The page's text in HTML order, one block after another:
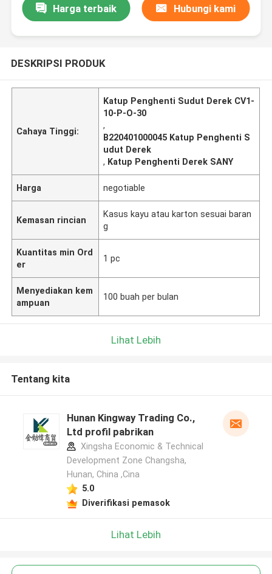
Harga terbaik Hubungi kami
DESKRIPSI PRODUK
Cahaya Tinggi:
Katup Penghenti Sudut Derek CV1-
10-P-O-30
,
B220401000045 Katup Penghenti S
udut Derek
, Katup Penghenti Derek SANY
Harga negotiable
Kemasan rincian
Kasus kayu atau karton sesuai baran
g
Kuantitas min Ord
er
1 pc
Menyediakan kem
ampuan
100 buah per bulan
Lihat Lebih
Tentang kita
Hunan Kingway Trading Co.,
Ltd profil pabrikan
Xingsha Economic & Technical
Development Zone Changsha,
Hunan, China ,Cina
5.0
Diverifikasi pemasok
Lihat Lebih